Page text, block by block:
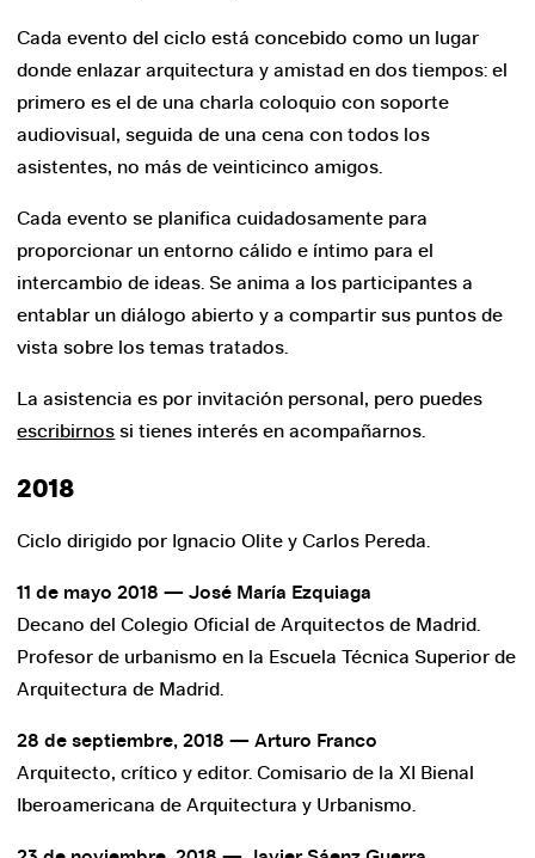
El Campus
Podcast ‘Después de todo, la ciudad’
Otros programas y actividades
Noticias
Blog
Ciclo “La ciudad en el cine clásico”
III Encuentros de Navarra. La vivienda que
queremos.
Tienda online
Cada evento del ciclo está concebido como un lugar
donde enlazar arquitectura y amistad en dos tiempos: el
primero es el de una charla coloquio con soporte
audiovisual, seguida de una cena con todos los
asistentes, no más de veinticinco amigos.
Cada evento se planifica cuidadosamente para
proporcionar un entorno cálido e íntimo para el
intercambio de ideas. Se anima a los participantes a
entablar un diálogo abierto y a compartir sus puntos de
vista sobre los temas tratados.
La asistencia es por invitación personal, pero puedes
escribirnos si tienes interés en acompañarnos.
2018
Ciclo dirigido por Ignacio Olite y Carlos Pereda.
11 de mayo 2018 — José María Ezquiaga
Decano del Colegio Oficial de Arquitectos de Madrid.
Profesor de urbanismo en la Escuela Técnica Superior de
Arquitectura de Madrid.
28 de septiembre, 2018 — Arturo Franco
Arquitecto, crítico y editor. Comisario de la XI Bienal
Iberoamericana de Arquitectura y Urbanismo.